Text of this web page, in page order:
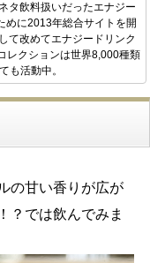
タ飲料扱いだったエナジー
めに2013年総合サイトを開
て改めてエナジードリンク
レクションは世界8,000種類
も活動中。
の甘い香りが広が
？では飲んでみま